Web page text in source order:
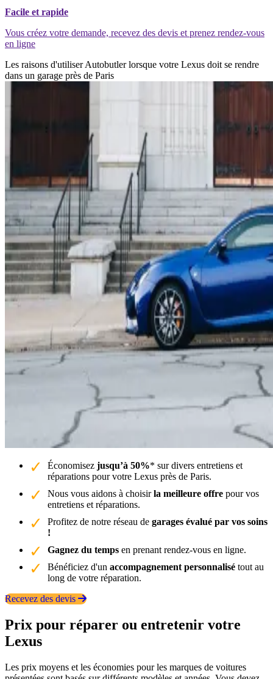
Facile et rapide
Vous créez votre demande, recevez des devis et prenez rendez-vous
en ligne
Les raisons d'utiliser Autobutler lorsque votre Lexus doit se rendre
dans un garage près de Paris
Économisez jusqu’à 50%* sur divers entretiens et
réparations pour votre Lexus près de Paris.
Nous vous aidons à choisirla meilleure offre pour vos
entretiens et réparations.
Profitez de notre réseau de garages évalué par vos soins
!
Gagnez du temps en prenant rendez-vous en ligne.
Bénéficiez d'un accompagnement personnalisé tout au
long de votre réparation.
Recevez des devis
Prix pour réparer ou entretenir votre
Lexus
Les prix moyens et les économies pour les marques de voitures